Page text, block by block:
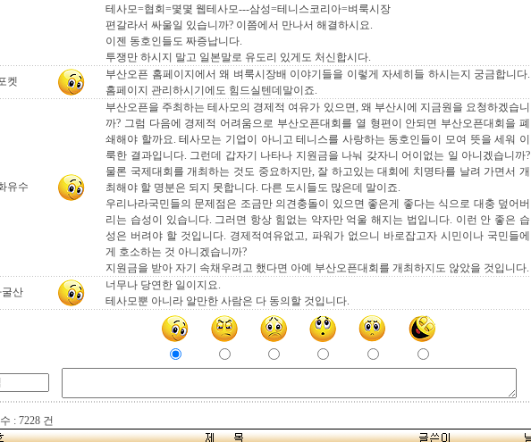
테사모=협회=몇몇 웹테사모---삼성=테니스코리아=벼룩시장
편갈라서 싸울일 있습니까? 이쯤에서 만나서 해결하시요.
이젠 동호인들도 짜증납니다.
투쟁만 하시지 말고 일본말로 유도리 있게도 처신합시다.
켓
부산오픈 홈페이지에서 왜 벼룩시장배 이야기들을 이렇게 자세히들 하시는지 궁금합니다.
홈페이지 관리하시기에도 힘드실텐데말이죠.
유수
부산오픈을 주최하는 테사모의 경제적 여유가 있으면, 왜 부산시에 지금원을 요청하겠습니
까? 그럼 다음에 경제적 어려움으로 부산오픈대회를 열 형편이 안되면 부산오픈대회을 폐
쇄해야 할까요. 테사모는 기업이 아니고 테니스를 사랑하는 동호인들이 모여 뜻을 세워 이
룩한 결과입니다. 그런데 갑자기 나타나 지원금을 나눠 갖자니 어이없는 일 아니겠습니까?
물론 국제대회를 개최하는 것도 중요하지만, 잘 하고있는 대회에 치명타를 날려 가면서 개
최해야 할 명분은 되지 못합니다. 다른 도시들도 많은데 말이죠.
우리나라국민들의 문제점은 조금만 의견충돌이 있으면 좋은게 좋다는 식으로 대충 덮어버
리는 습성이 있습니다. 그러면 항상 힘없는 약자만 억울 해지는 법입니다. 이런 안 좋은 습
성은 버려야 할 것입니다. 경제적여유없고, 파워가 없으니 바로잡고자 시민이나 국민들에
게 호소하는 것 아니겠습니까?
지원금을 받아 자기 속채우려고 했다면 아예 부산오픈대회를 개최하지도 않았을 것입니다.
산
너무나 당연한 일이지요.
테사모뿐 아니라 알만한 사람은 다 동의할 것입니다.
: 7228 건